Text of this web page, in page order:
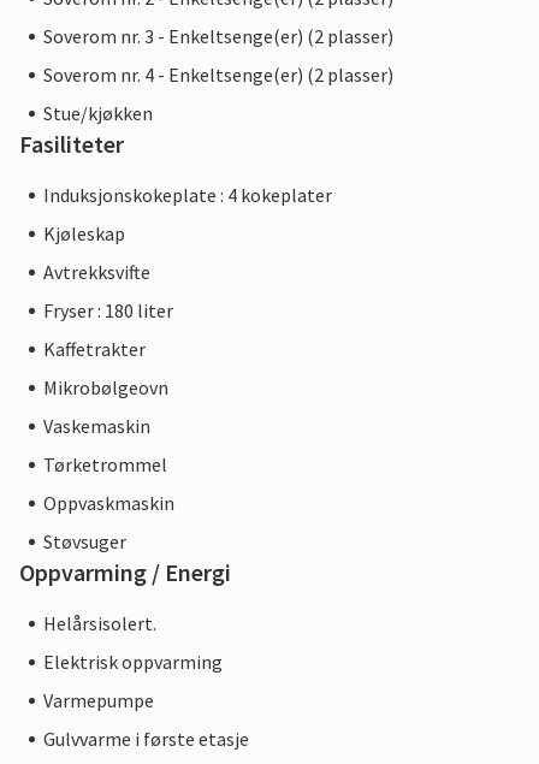
Soverom nr. 3 - Enkeltsenge(er) (2 plasser)
Soverom nr. 4 - Enkeltsenge(er) (2 plasser)
Stue/kjøkken
Fasiliteter
Induksjonskokeplate : 4 kokeplater
Kjøleskap
Avtrekksvifte
Fryser : 180 liter
Kaffetrakter
Mikrobølgeovn
Vaskemaskin
Tørketrommel
Oppvaskmaskin
Støvsuger
Oppvarming / Energi
Helårsisolert.
Elektrisk oppvarming
Varmepumpe
Gulvvarme i første etasje